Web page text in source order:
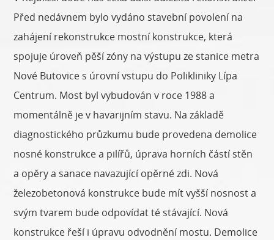
Před nedávnem bylo vydáno stavební povolení na
zahájení rekonstrukce mostní konstrukce, která
spojuje úroveň pěší zóny na výstupu ze stanice metra
Nové Butovice s úrovní vstupu do Polikliniky Lípa
Centrum. Most byl vybudován v roce 1988 a
momentálně je v havarijním stavu. Na základě
diagnostického průzkumu bude provedena demolice
nosné konstrukce a pilířů, úprava horních částí stěn
a opěry a sanace navazující opěrné zdi. Nová
železobetonová konstrukce bude mít vyšší nosnost a
svým tvarem bude odpovídat té stávající. Nová
konstrukce řeší i úpravu odvodnění mostu. Demolice